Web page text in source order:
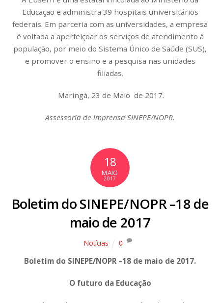
Educação e administra 39 hospitais universitários
federais. Em parceria com as universidades, a empresa
é voltada a aperfeiçoar os serviços de atendimento à
população, por meio do Sistema Único de Saúde (SUS),
e promover o ensino e a pesquisa nas unidades
filiadas.
Maringá, 23 de Maio de 2017.
Assessoria de imprensa SINEPE/NOPR.
18
MAIO
2017
Boletim do SINEPE/NOPR –18 de
maio de 2017
Notícias 0
Boletim do SINEPE/NOPR –18 de maio de 2017.
O futuro da Educação